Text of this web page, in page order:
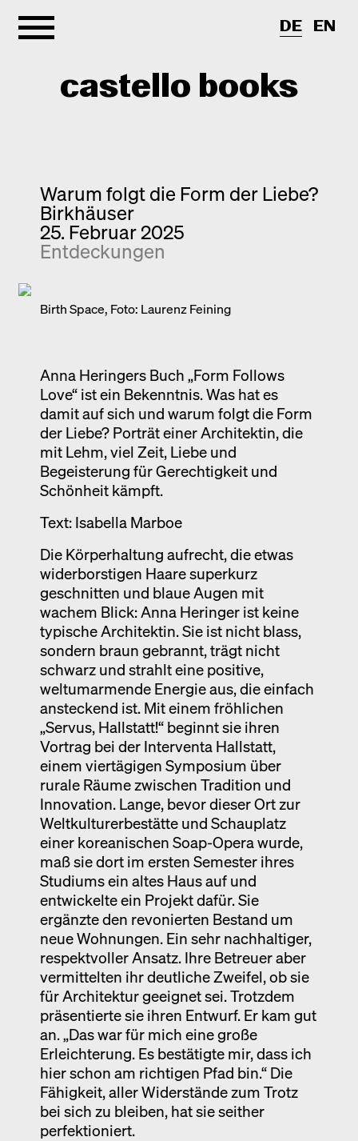
castello books
Kategorien
Interview
Kurznotizen
Monografien
Ausstellung
Venedig
Termine
Info
Newsletter
Kontakt
DE EN
Warum folgt die Form der Liebe?
Birkhäuser
25. Februar 2025
Entdeckungen
Birth Space, Foto: Laurenz Feining
Anna Heringers Buch „Form Follows
Love“ ist ein Bekenntnis. Was hat es
damit auf sich und warum folgt die Form
der Liebe? Porträt einer Architektin, die
mit Lehm, viel Zeit, Liebe und
Begeisterung für Gerechtigkeit und
Schönheit kämpft.
Text: Isabella Marboe
Die Körperhaltung aufrecht, die etwas
widerborstigen Haare superkurz
geschnitten und blaue Augen mit
wachem Blick: Anna Heringer ist keine
typische Architektin. Sie ist nicht blass,
sondern braun gebrannt, trägt nicht
schwarz und strahlt eine positive,
weltumarmende Energie aus, die einfach
ansteckend ist. Mit einem fröhlichen
„Servus, Hallstatt!“ beginnt sie ihren
Vortrag bei der Interventa Hallstatt,
einem viertägigen Symposium über
rurale Räume zwischen Tradition und
Innovation. Lange, bevor dieser Ort zur
Weltkulturerbestätte und Schauplatz
einer koreanischen Soap-Opera wurde,
maß sie dort im ersten Semester ihres
Studiums ein altes Haus auf und
entwickelte ein Projekt dafür. Sie
ergänzte den revonierten Bestand um
neue Wohnungen. Ein sehr nachhaltiger,
respektvoller Ansatz. Ihre Betreuer aber
vermittelten ihr deutliche Zweifel, ob sie
für Architektur geeignet sei. Trotzdem
präsentierte sie ihren Entwurf. Er kam gut
an. „Das war für mich eine große
Erleichterung. Es bestätigte mir, dass ich
hier schon am richtigen Pfad bin.“ Die
Fähigkeit, aller Widerstände zum Trotz
bei sich zu bleiben, hat sie seither
perfektioniert.